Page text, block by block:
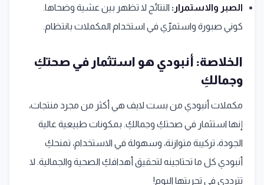
الصبر والاستمرار: النتائج لا تظهر بين عشية وضحاها.
كوني صبورة واستمرّي في استخدام المكملات بانتظام.
الخلاصة: أنبودي هو استثمار في صحتكِ
وجمالكِ
مكملات أنبودي من بست لايف هي أكثر من مجرد منتجات،
إنها استثمار في صحتكِ وجمالكِ. بمكونات طبيعية عالية
الجودة، تركيبة متوازنة، وسهولة في الاستخدام، تمنحكِ
أنبودي كل ما تحتاجينه لتحقيق أهدافكِ الصحية والجمالية. لا
تترددي في تجربتها اليوم!